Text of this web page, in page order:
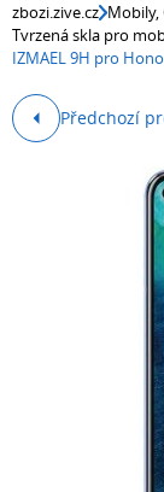
zbozi.zive.cz Mobily,
Tvrzená skla pro
IZMAEL 9H pro
Předchozí